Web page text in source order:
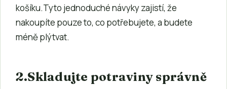
košíku.Tyto jednoduché návyky zajistí, že
nakoupíte pouze to, co potřebujete, a budete
méně plýtvat.
2.Skladujte potraviny správně